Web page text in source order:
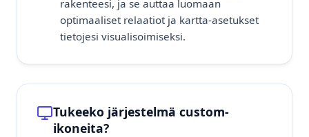
rakenteesi, ja se auttaa luomaan
optimaaliset relaatiot ja kartta-asetukset
tietojesi visualisoimiseksi.
Tukeeko järjestelmä custom-
ikoneita?